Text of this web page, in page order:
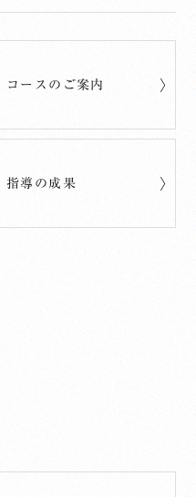
コースのご案内
指導の成果